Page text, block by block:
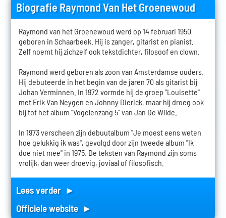
Biografie Raymond Van Het Groenewoud
Raymond van het Groenewoud werd op 14 februari 1950
geboren in Schaarbeek. Hij is zanger, gitarist en pianist.
Zelf noemt hij zichzelf ook tekstdichter, filosoof en clown.
Raymond werd geboren als zoon van Amsterdamse ouders.
Hij debuteerde in het begin van de jaren 70 als gitarist bij
Johan Verminnen. In 1972 vormde hij de groep "Louisette"
met Erik Van Neygen en Johnny Dierick, maar hij droeg ook
bij tot het album "Vogelenzang 5" van Jan De Wilde.
In 1973 verscheen zijn debuutalbum "Je moest eens weten
hoe gelukkig ik was", gevolgd door zijn tweede album "Ik
doe niet mee" in 1975. De teksten van Raymond zijn soms
vrolijk, dan weer droevig, joviaal of filosofisch.
Lees verder ►
Officiele website ►